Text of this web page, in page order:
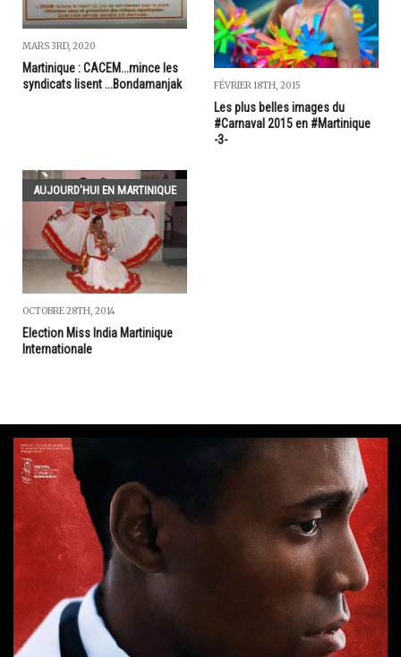
MARS 3RD, 2020
Martinique : CACEM...mince les
syndicats lisent ...Bondamanjak
FÉVRIER 18TH, 2015
Les plus belles images du
#Carnaval 2015 en #Martinique
-3-
AUJOURD'HUI EN MARTINIQUE
OCTOBRE 28TH, 2014
Election Miss India Martinique
Internationale